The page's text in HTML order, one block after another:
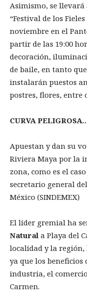
Asimismo, se
“Festival de los
noviembre en el
partir de las 19:00
decoración,
de baile, en tanto
instalarán puestos
postres, flores, entre
CURVA
Apuestan y dan su
Riviera Maya por la
zona, como es el
secretario general
México (SINDEMEX)
El líder gremial ha
Natural a Playa del
localidad y la región,
ya que los
industria, el
Carmen.